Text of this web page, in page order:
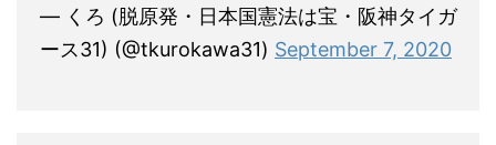
— くろ (脱原発・日本国憲法は宝・阪神タイガ
ース31) (@tkurokawa31) September 7, 2020